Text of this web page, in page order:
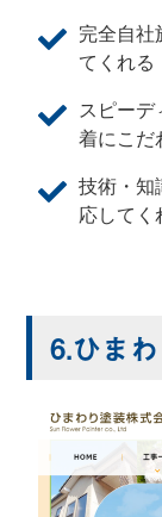
完全自社
てくれる
スピーデ
着にこだ
技術・知
応してく
6.ひま